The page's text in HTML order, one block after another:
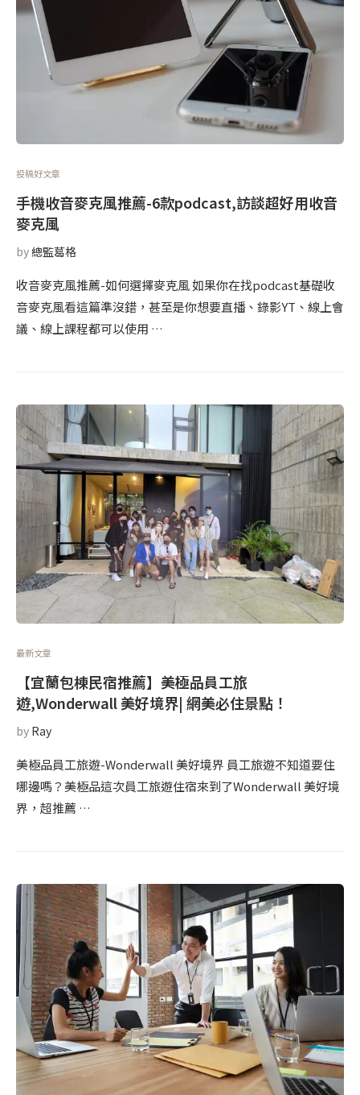
投稿好文章
手機收音麥克風推薦-6款podcast,訪談超好用收音
麥克風
by總監葛格
收音麥克風推薦-如何選擇麥克風 如果你在找podcast基礎收
音麥克風看這篇準沒錯，甚至是你想要直播、錄影YT、線上會
議、線上課程都可以使用 …
最新文章
【宜蘭包棟民宿推薦】美極品員工旅
遊,Wonderwall 美好境界| 網美必住景點！
by Ray
美極品員工旅遊-Wonderwall 美好境界 員工旅遊不知道要住
哪邊嗎？美極品這次員工旅遊住宿來到了Wonderwall 美好境
界，超推薦 …